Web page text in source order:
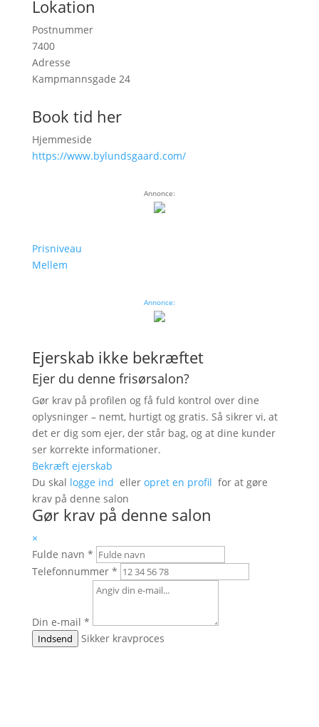
Lokation
Postnummer
7400
Adresse
Kampmannsgade 24
Book tid her
Hjemmeside
https://www.bylundsgaard.com/
Annonce:
Prisniveau
Mellem
Annonce:
Ejerskab ikke bekræftet
Ejer du denne frisørsalon?
Gør krav på profilen og få fuld kontrol over dine
oplysninger – nemt, hurtigt og gratis. Så sikrer vi, at
det er dig som ejer, der står bag, og at dine kunder
ser korrekte informationer.
Bekræft ejerskab
Du skal logge ind eller opret en profil for at gøre
krav på denne salon
Gør krav på denne salon
×
Fulde navn *
Telefonnummer *
Din e-mail *
Indsend Sikker kravproces